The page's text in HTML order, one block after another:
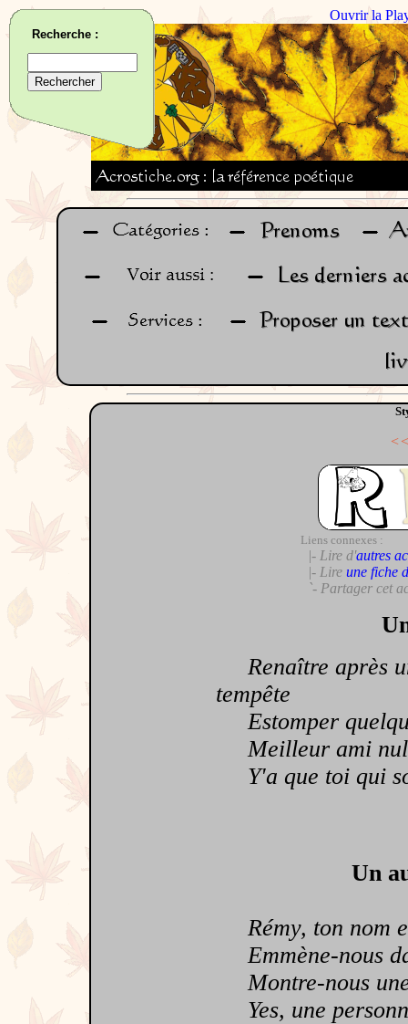
Ouvrir la
Liens connexes :
|- Lire d'autres
|- Lire une fiche
`- Partager cet
Renaître après
tempête
Estomper
Meilleur ami nul
Y'a que toi qui
Un
Rémy, ton nom
Emmène-nous
Montre-nous une
Yes, une
Recherche :